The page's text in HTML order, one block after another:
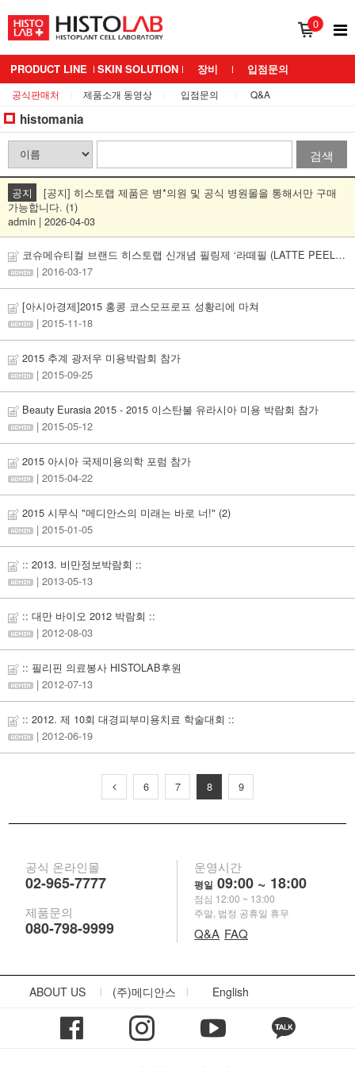
0
PRODUCT LINE SKIN SOLUTION 장비
입점문의
BRAND 소개
MEDIANS LAB
공식판매처 제품소개 동영상 입점문의 Q&A
histomania
검색
공지
[공지] 히스토랩 제품은 병*의원 및 공식 병원몰을 통해서만 구매
가능합니다. (1)
admin | 2026-04-03
코슈메슈티컬 브랜드 히스토랩 신개념 필링제 ‘라떼필 (LATTE PEEL)’ 공식 런칭
| 2016-03-17
[아시아경제]2015 홍콩 코스모프로프 성황리에 마쳐
| 2015-11-18
2015 추계 광저우 미용박람회 참가
| 2015-09-25
Beauty Eurasia 2015 - 2015 이스탄불 유라시아 미용 박람회 참가
| 2015-05-12
2015 아시아 국제미용의학 포럼 참가
| 2015-04-22
2015 시무식 "메디안스의 미래는 바로 너!" (2)
| 2015-01-05
:: 2013. 비만정보박람회 ::
| 2013-05-13
:: 대만 바이오 2012 박람회 ::
| 2012-08-03
:: 필리핀 의료봉사 HISTOLAB후원
| 2012-07-13
:: 2012. 제 10회 대경피부미용치료 학술대회 ::
| 2012-06-19
6 7 8 9
공식 온라인몰
02-965-7777
제품문의
080-798-9999
운영시간
평일 09:00 ~ 18:00
점심 12:00 ~ 13:00
주말, 법정 공휴일 휴무
Q&A FAQ
ABOUT US | (주)메디안스 | English